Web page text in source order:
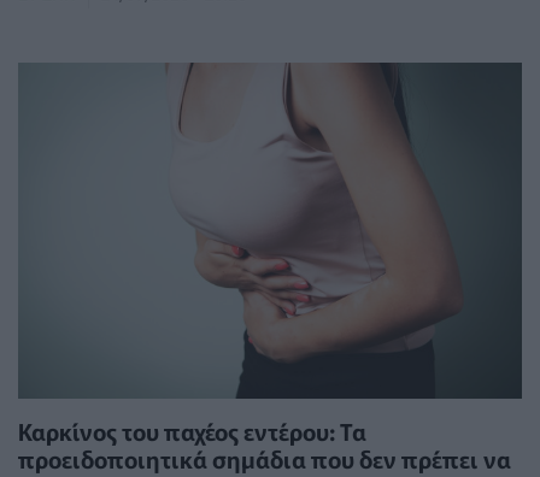
Καρκίνος του παχέος εντέρου: Τα
προειδοποιητικά σημάδια που δεν πρέπει να